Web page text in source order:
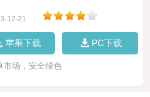
12-21
苹果下载 PC下载
市场，安全绿色